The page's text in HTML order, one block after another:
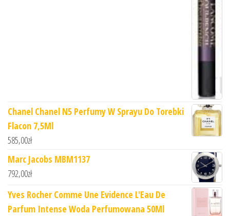
Chanel Chanel N5 Perfumy W Sprayu Do Torebki
Flacon 7,5Ml
585,00zł
Marc Jacobs MBM1137
792,00zł
Yves Rocher Comme Une Evidence L'Eau De
Parfum Intense Woda Perfumowana 50Ml